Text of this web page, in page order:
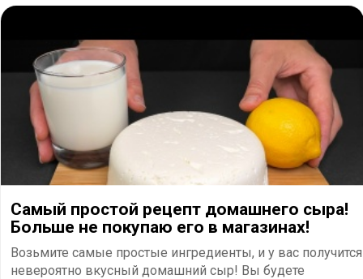
Самый простой рецепт домашнего сыра!
Больше не покупаю его в магазинах!
Возьмите самые простые ингредиенты, и у вас получится
невероятно вкусный домашний сыр! Вы будете